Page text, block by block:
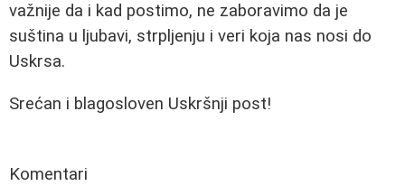
važnije da i kad postimo, ne zaboravimo da je
suština u ljubavi, strpljenju i veri koja nas nosi do
Uskrsa.
Srećan i blagosloven Uskršnji post!
Komentari